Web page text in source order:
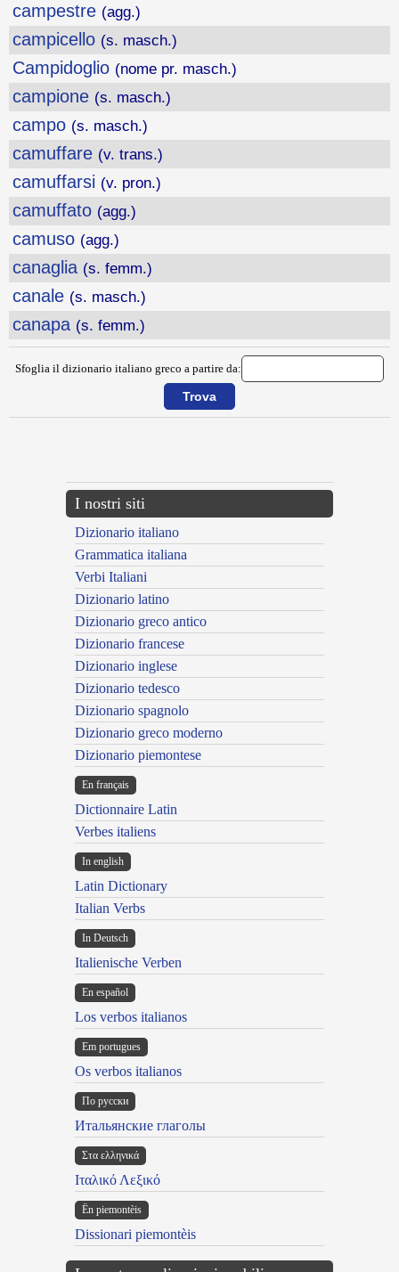
campestre (agg.)
campicello (s. masch.)
Campidoglio (nome pr. masch.)
campione (s. masch.)
campo (s. masch.)
camuffare (v. trans.)
camuffarsi (v. pron.)
camuffato (agg.)
camuso (agg.)
canaglia (s. femm.)
canale (s. masch.)
canapa (s. femm.)
Sfoglia il dizionario italiano greco a partire da:
I nostri siti
Dizionario italiano
Grammatica italiana
Verbi Italiani
Dizionario latino
Dizionario greco antico
Dizionario francese
Dizionario inglese
Dizionario tedesco
Dizionario spagnolo
Dizionario greco moderno
Dizionario piemontese
En français
Dictionnaire Latin
Verbes italiens
In english
Latin Dictionary
Italian Verbs
In Deutsch
Italienische Verben
En español
Los verbos italianos
Em portugues
Os verbos italianos
По русски
Итальянские глаголы
Στα ελληνικά
Ιταλικό Λεξικό
Ën piemontèis
Dissionari piemontèis